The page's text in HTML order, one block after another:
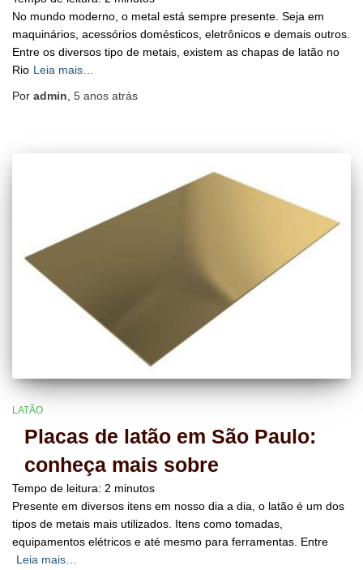
No mundo moderno, o metal está sempre presente. Seja em
maquinários, acessórios domésticos, eletrônicos e demais outros.
Entre os diversos tipo de metais, existem as chapas de latão no
Rio Leia mais…
Por admin 5 anos atrás
LATÃO
Placas de latão em São Paulo:
conheça mais sobre
Tempo de leitura: 2 minutos
Presente em diversos itens em nosso dia a dia, o latão é um dos
tipos de metais mais utilizados. Itens como tomadas,
equipamentos elétricos e até mesmo para ferramentas. Entre
Leia mais…